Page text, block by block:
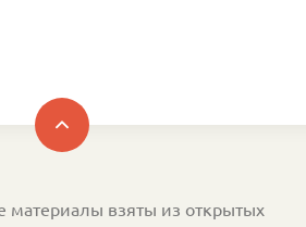
материалы взяты из открытых